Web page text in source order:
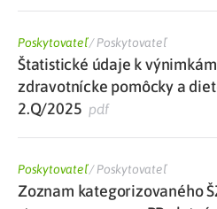
Poskytovateľ/Poskytovateľ
Štatistické údaje k
zdravotnícke pomôcky a
2.Q/2025 pdf
Poskytovateľ/Poskytovateľ
Zoznam kategorizovaného